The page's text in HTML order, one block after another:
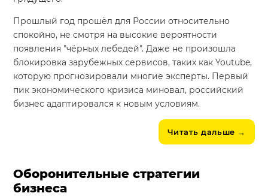
Прошлый год прошёл для России относительно
спокойно, не смотря на высокие вероятности
появления "чёрных лебедей". Даже не произошла
блокировка зарубежных сервисов, таких как Youtube,
которую прогнозировали многие эксперты. Первый
пик экономического кризиса миновал, российский
бизнес адаптировался к новым условиям.
Читать дальше →
Оборонительные стратегии
бизнеса